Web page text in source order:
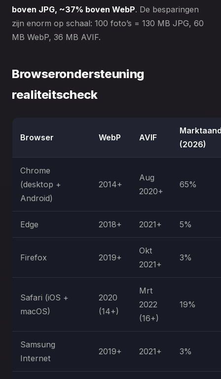
boven JPG, ~37% boven WebP. De besparingen
zijn enorm op schaal: 100 foto’s = 130 MB JPG, 60
MB WebP, 36 MB AVIF.
Browserondersteuning
realiteitscheck
Browser WebP AVIF
(2026)
Chrome
(desktop +
Android)
2014+
Aug
2020+
65%
Edge 2018+ 2021+ 5%
Firefox 2019+
Okt
2021+
3%
Safari (iOS +
macOS)
2020
(14+)
Mrt
2022
(16+)
19%
Samsung
Internet
2019+ 2021+ 3%